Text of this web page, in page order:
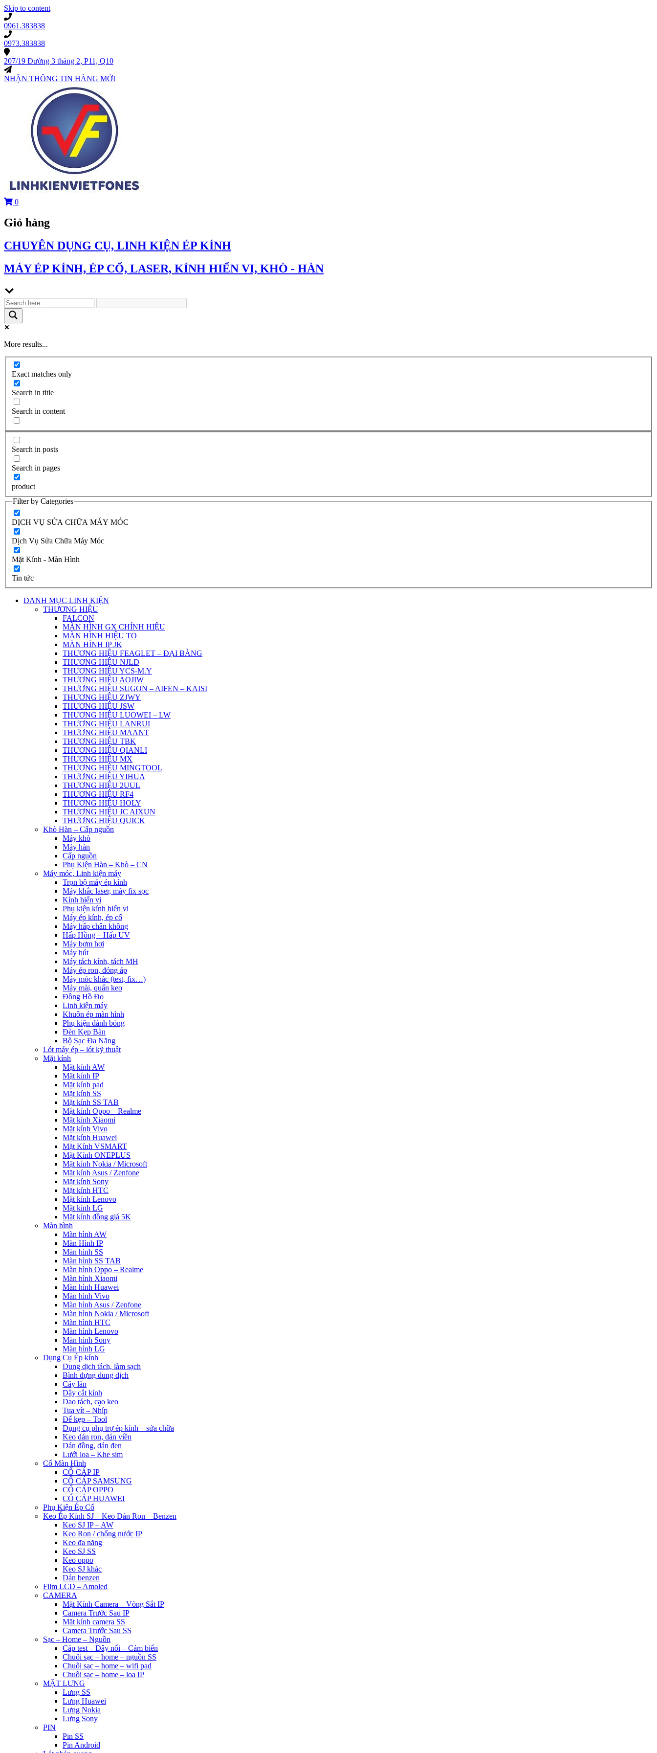
Skip to content
0961.383838
0973.383838
207/19 Đường 3 tháng 2, P11, Q10
NHẬN THÔNG TIN HÀNG MỚI
0
Giỏ hàng
CHUYÊN DỤNG CỤ, LINH KIỆN ÉP KÍNH
MÁY ÉP KÍNH, ÉP CỔ, LASER, KÍNH HIỂN VI, KHÒ - HÀN
More results...
Exact matches only
Search in title
Search in content
Search in posts
Search in pages
product
Filter by Categories
DỊCH VỤ SỬA CHỮA MÁY MÓC
Dịch Vụ Sửa Chữa Máy Móc
Mặt Kính - Màn Hình
Tin tức
DANH MỤC LINH KIỆN
THƯƠNG HIỆU
FALCON
MÀN HÌNH GX CHÍNH HIỆU
MÀN HÌNH HIỆU TO
MÀN HÌNH IP JK
THƯƠNG HIỆU FEAGLET – ĐẠI BÀNG
THƯƠNG HIỆU NJLD
THƯƠNG HIỆU YCS-M.Y
THƯƠNG HIỆU AOJIW
THƯƠNG HIỆU SUGON – AIFEN – KAISI
THƯƠNG HIỆU ZJWY
THƯƠNG HIỆU JSW
THƯƠNG HIỆU LUOWEI – LW
THƯƠNG HIỆU LANRUI
THƯƠNG HIỆU MAANT
THƯƠNG HIỆU TBK
THƯƠNG HIỆU QIANLI
THƯƠNG HIỆU MX
THƯƠNG HIỆU MINGTOOL
THƯƠNG HIỆU YIHUA
THƯƠNG HIỆU 2UUL
THƯƠNG HIỆU RF4
THƯƠNG HIỆU HOLY
THƯƠNG HIỆU JC AIXUN
THƯƠNG HIỆU QUICK
Khò Hàn – Cấp nguồn
Máy khò
Máy hàn
Cấp nguồn
Phụ Kiện Hàn – Khò – CN
Máy móc, Linh kiện máy
Trọn bộ máy ép kính
Máy khắc laser, máy fix sọc
Kính hiển vi
Phụ kiện kính hiển vi
Máy ép kính, ép cổ
Máy hấp chân không
Hấp Hồng – Hấp UV
Máy bơm hơi
Máy hút
Máy tách kính, tách MH
Máy ép ron, đóng áp
Máy móc khác (test, fix…)
Máy mài, quấn keo
Đồng Hồ Đo
Linh kiện máy
Khuôn ép màn hình
Phụ kiện đánh bóng
Đèn Kẹp Bàn
Bộ Sạc Đa Năng
Lót máy ép – lót kỹ thuật
Mặt kính
Mặt kính AW
Mặt kính IP
Mặt kính pad
Mặt kính SS
Mặt kính SS TAB
Mặt kính Oppo – Realme
Mặt kính Xiaomi
Mặt kính Vivo
Mặt kính Huawei
Mặt Kính VSMART
Mặt Kính ONEPLUS
Mặt kính Nokia / Microsoft
Mặt kính Asus / Zenfone
Mặt kính Sony
Mặt kính HTC
Mặt kính Lenovo
Mặt kính LG
Mặt kính đồng giá 5K
Màn hình
Màn hình AW
Màn Hình IP
Màn hình SS
Màn hình SS TAB
Màn hình Oppo – Realme
Màn hình Xiaomi
Màn hình Huawei
Màn hình Vivo
Màn hình Asus / Zenfone
Màn hình Nokia / Microsoft
Màn hình HTC
Màn hình Lenovo
Màn hình Sony
Màn hình LG
Dụng Cụ Ép kính
Dung dịch tách, làm sạch
Bình đựng dung dịch
Cây lăn
Dây cắt kính
Dao tách, cạo keo
Tua vít – Nhíp
Đế kẹp – Tool
Dụng cụ phụ trợ ép kính – sửa chữa
Keo dán ron, dán viền
Dán đồng, dán đen
Lưới loa – Khe sim
Cổ Màn Hình
CỔ CÁP IP
CỔ CÁP SAMSUNG
CỔ CÁP OPPO
CỔ CÁP HUAWEI
Phụ Kiện Ép Cố
Keo Ép Kính SJ – Keo Dán Ron – Benzen
Keo SJ IP – AW
Keo Ron / chống nước IP
Keo đa năng
Keo SJ SS
Keo oppo
Keo SJ khác
Dán benzen
Film LCD – Amoled
CAMERA
Mặt Kính Camera – Vòng Sắt IP
Camera Trước Sau IP
Mặt kính camera SS
Camera Trước Sau SS
Sạc – Home – Nguồn
Cáp test – Dây nối – Cảm biến
Chuôi sạc – home – nguồn SS
Chuôi sạc – home – wifi pad
Chuôi sạc – home – loa IP
MẶT LƯNG
Lưng SS
Lưng Huawei
Lưng Nokia
Lưng Sony
PIN
Pin SS
Pin Android